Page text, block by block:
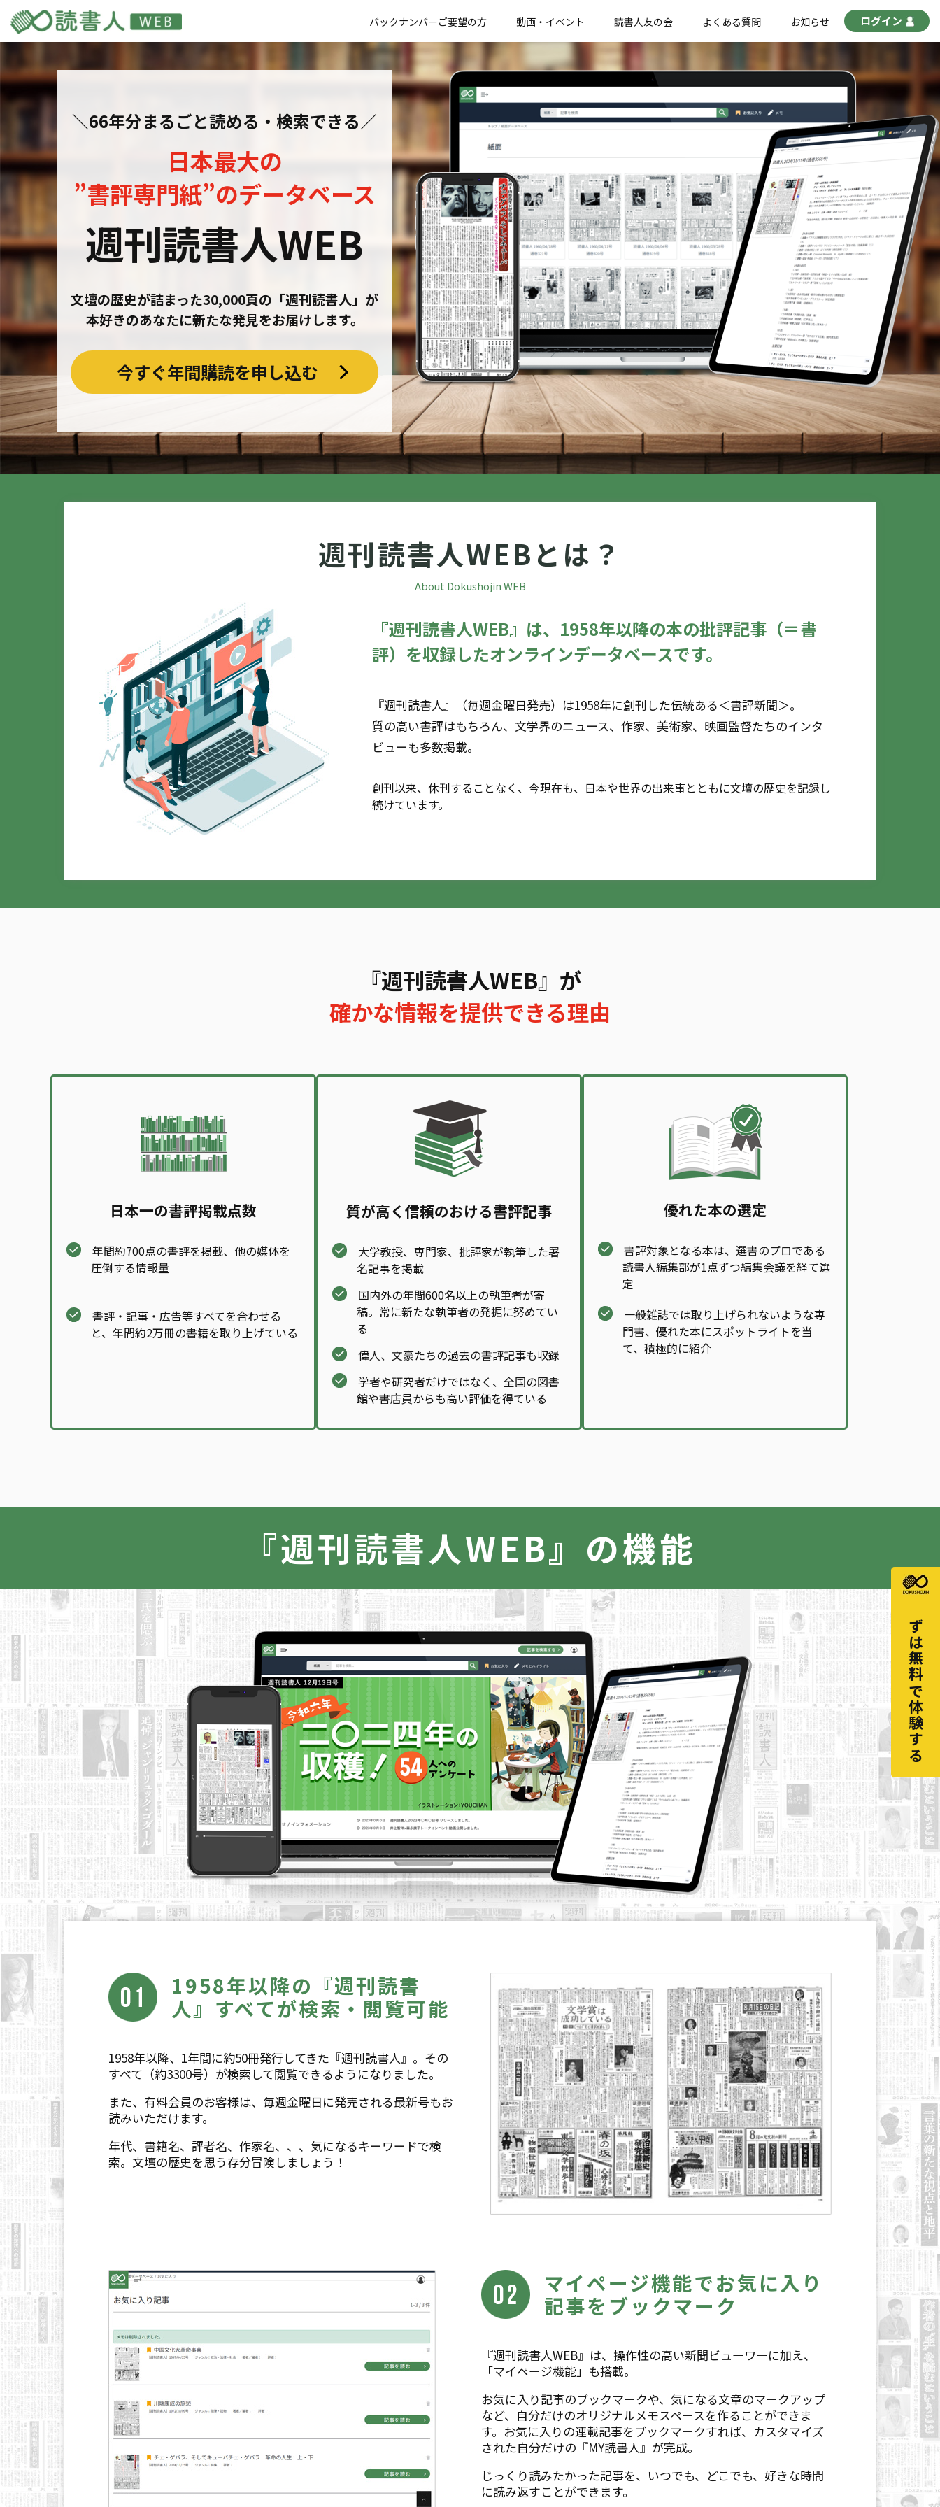
バックナンバーご要望の方 動画・イベント 読書人友の会 よくある質問 お知らせ ログイン
＼66年分まるごと読める・検索できる／
日本最大の
”書評専門紙”のデータベース
週刊読書人WEB
文壇の歴史が詰まった30,000頁の「週刊読書人」が
本好きのあなたに新たな発見をお届けします。
今すぐ年間購読を申し込む
週刊読書人WEBとは？
About Dokushojin WEB
『週刊読書人WEB』は、1958年以降の本の批評記事（＝書
評）を収録したオンラインデータベースです。
『週刊読書人』（毎週金曜日発売）は1958年に創刊した伝統ある＜書評新聞＞。
質の高い書評はもちろん、文学界のニュース、作家、美術家、映画監督たちのインタ
ビューも多数掲載。
創刊以来、休刊することなく、今現在も、日本や世界の出来事とともに文壇の歴史を記録し
続けています。
『週刊読書人WEB』が
確かな情報を提供できる理由
日本一の書評掲載点数
年間約700点の書評を掲載、他の媒体を
圧倒する情報量
書評・記事・広告等すべてを合わせる
と、年間約2万冊の書籍を取り上げている
質が高く信頼のおける書評記事
大学教授、専門家、批評家が執筆した署
名記事を掲載
国内外の年間600名以上の執筆者が寄
稿。常に新たな執筆者の発掘に努めてい
る
偉人、文豪たちの過去の書評記事も収録
学者や研究者だけではなく、全国の図書
館や書店員からも高い評価を得ている
優れた本の選定
書評対象となる本は、選書のプロである
読書人編集部が1点ずつ編集会議を経て選
定
一般雑誌では取り上げられないような専
門書、優れた本にスポットライトを当
て、積極的に紹介
『週刊読書人WEB』の機能
1958年以降の『週刊読書
人』すべてが検索・閲覧可能
1958年以降、1年間に約50冊発行してきた『週刊読書人』。その
すべて（約3300号）が検索して閲覧できるようになりました。
また、有料会員のお客様は、毎週金曜日に発売される最新号もお
読みいただけます。
年代、書籍名、評者名、作家名、、、気になるキーワードで検
索。文壇の歴史を思う存分冒険しましょう！
マイページ機能でお気に入り
記事をブックマーク
『週刊読書人WEB』は、操作性の高い新聞ビューワーに加え、
「マイページ機能」も搭載。
お気に入り記事のブックマークや、気になる文章のマークアップ
など、自分だけのオリジナルメモスペースを作ることができま
す。お気に入りの連載記事をブックマークすれば、カスタマイズ
された自分だけの『MY読書人』が完成。
じっくり読みたかった記事を、いつでも、どこでも、好きな時間
に読み返すことができます。
まずは無料で体験する